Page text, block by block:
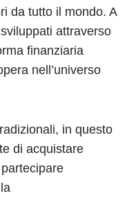
da tutto il mondo. A
attraverso
finanziaria
nell’universo
in questo
di acquistare